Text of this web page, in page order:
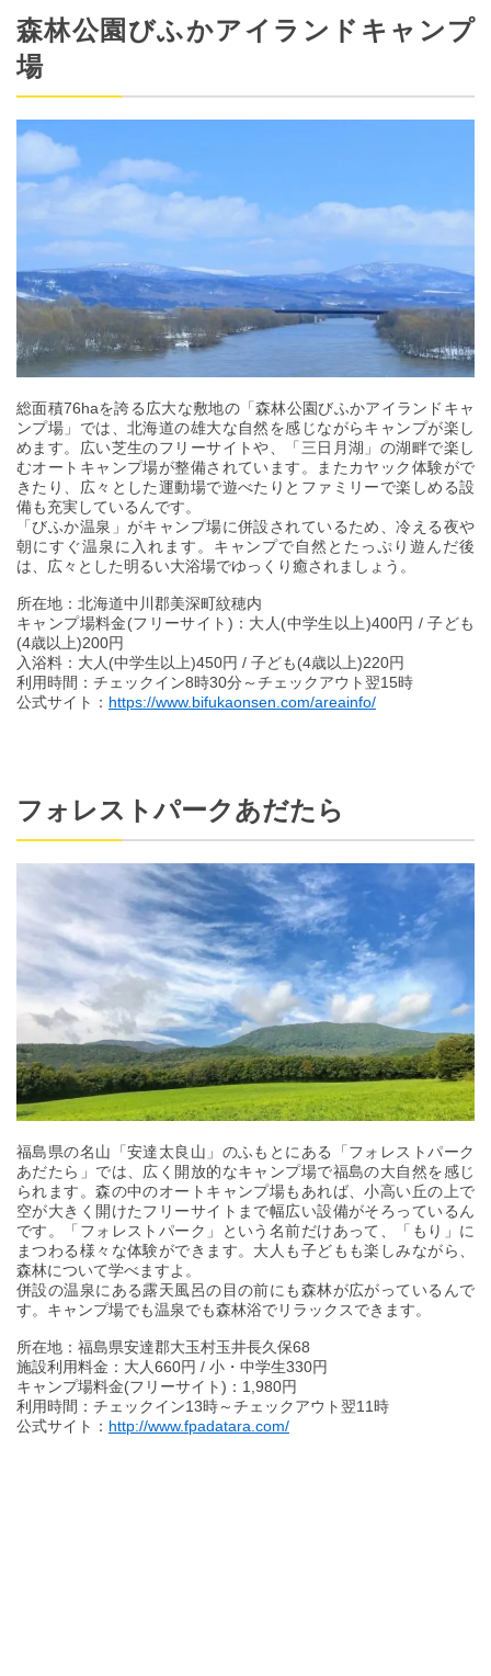
森林公園びふかアイランドキャンプ
場
総面積76haを誇る広大な敷地の「森林公園びふかアイランドキャ
ンプ場」では、北海道の雄大な自然を感じながらキャンプが楽し
めます。広い芝生のフリーサイトや、「三日月湖」の湖畔で楽し
むオートキャンプ場が整備されています。またカヤック体験がで
きたり、広々とした運動場で遊べたりとファミリーで楽しめる設
備も充実しているんです。
「びふか温泉」がキャンプ場に併設されているため、冷える夜や
朝にすぐ温泉に入れます。キャンプで自然とたっぷり遊んだ後
は、広々とした明るい大浴場でゆっくり癒されましょう。
所在地：北海道中川郡美深町紋穂内
キャンプ場料金(フリーサイト)：大人(中学生以上)400円 / 子ども
(4歳以上)200円
入浴料：大人(中学生以上)450円 / 子ども(4歳以上)220円
利用時間：チェックイン8時30分～チェックアウト翌15時
公式サイト： https://www.bifukaonsen.com/areainfo/
フォレストパークあだたら
福島県の名山「安達太良山」のふもとにある「フォレストパーク
あだたら」では、広く開放的なキャンプ場で福島の大自然を感じ
られます。森の中のオートキャンプ場もあれば、小高い丘の上で
空が大きく開けたフリーサイトまで幅広い設備がそろっているん
です。「フォレストパーク」という名前だけあって、「もり」に
まつわる様々な体験ができます。大人も子どもも楽しみながら、
森林について学べますよ。
併設の温泉にある露天風呂の目の前にも森林が広がっているんで
す。キャンプ場でも温泉でも森林浴でリラックスできます。
所在地：福島県安達郡大玉村玉井長久保68
施設利用料金：大人660円 / 小・中学生330円
キャンプ場料金(フリーサイト)：1,980円
利用時間：チェックイン13時～チェックアウト翌11時
公式サイト： http://www.fpadatara.com/